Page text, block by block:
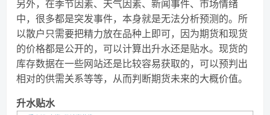
另外，在季节因素、天气因素、新闻事件、市场情绪
中，很多都是突发事件，本身就是无法分析预测的。所
以散户只需要把精力放在品种上即可，因为期货和现货
的价格都是公开的，可以计算出升水还是贴水。现货的
库存数据在一些网站还是比较容易获取的，可以预判出
相对的供需关系等等，从而判断期货未来的大概价值。
升水贴水